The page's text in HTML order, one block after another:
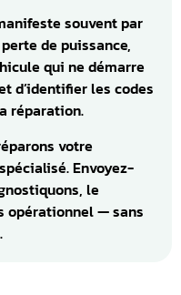
souvent par
de puissance,
qui ne démarre
d’identifier les codes
réparation.
votre
Envoyez-
le
opérationnel — sans